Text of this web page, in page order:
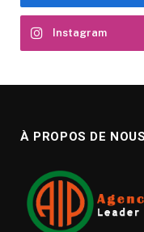
Instagram
À PROPOS DE NOUS